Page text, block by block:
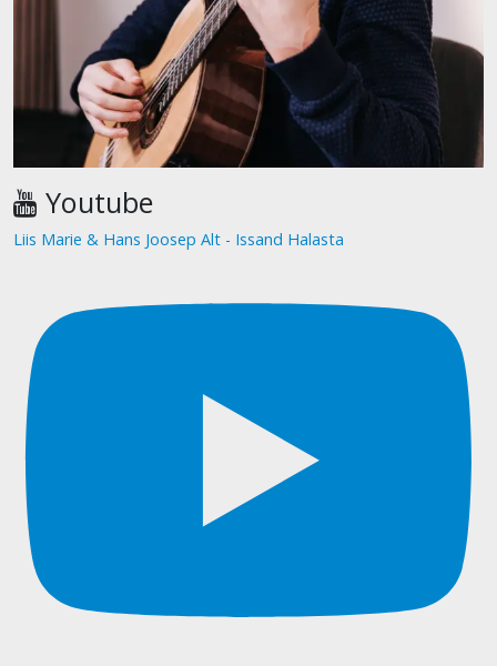
Youtube
Liis Marie & Hans Joosep Alt - Issand Halasta